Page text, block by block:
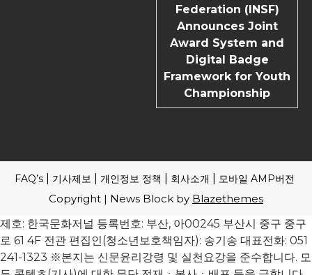
Federation (INSF)
Announces Joint
Award System and
Digital Badge
Framework for Youth
Championship
FAQ’s 기사제보 개인정보 정책 회사소개 모바일 AMP버전
Copyright | News Block by Blazethemes
제호: 한국문화저널 등록번호: 부산, 아00245 부산시 중구 중구
로 61 4F 전관 편집인(청소년보호책임자): 송기송 대표전화: 051
241-1323 ※본지는 신문윤리강령 및 실천요강을 준수합니다. 모